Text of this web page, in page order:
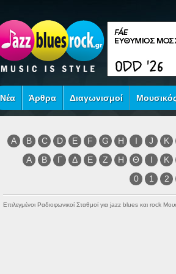
Νέα Άρθρα Διαγωνισμοί
A B C D E F G H I J K
Α
Β Γ Δ Ε Ζ Η Θ Ι Κ
0
1 2
Επιλεγμένοι Ραδιοφωνικοί Σταθμοί για jazz blues και rock